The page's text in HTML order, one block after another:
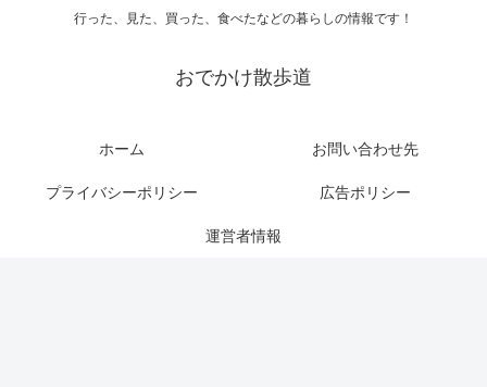
行った、見た、買った、食べたなどの暮らしの情報です！
おでかけ散歩道
ホーム お問い合わせ先
プライバシーポリシー 広告ポリシー
運営者情報